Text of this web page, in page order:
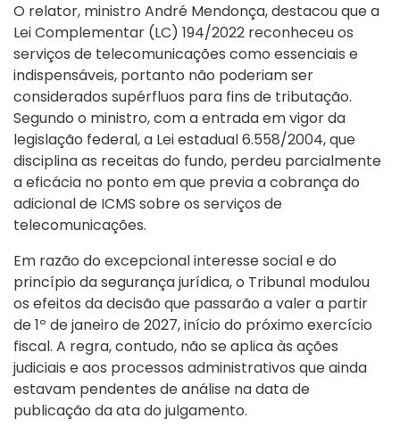
O relator, ministro André Mendonça, destacou que a
Lei Complementar (LC) 194/2022 reconheceu os
serviços de telecomunicações como essenciais e
indispensáveis, portanto não poderiam ser
considerados supérfluos para fins de tributação.
Segundo o ministro, com a entrada em vigor da
legislação federal, a Lei estadual 6.558/2004, que
disciplina as receitas do fundo, perdeu parcialmente
a eficácia no ponto em que previa a cobrança do
adicional de ICMS sobre os serviços de
telecomunicações.
Em razão do excepcional interesse social e do
princípio da segurança jurídica, o Tribunal modulou
os efeitos da decisão que passarão a valer a partir
de 1º de janeiro de 2027, início do próximo exercício
fiscal. A regra, contudo, não se aplica às ações
judiciais e aos processos administrativos que ainda
estavam pendentes de análise na data de
publicação da ata do julgamento.